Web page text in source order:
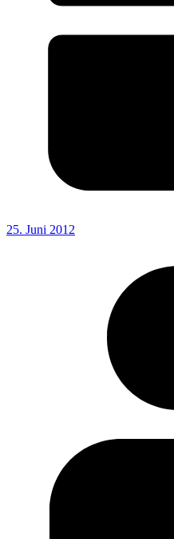
25. Juni 2012